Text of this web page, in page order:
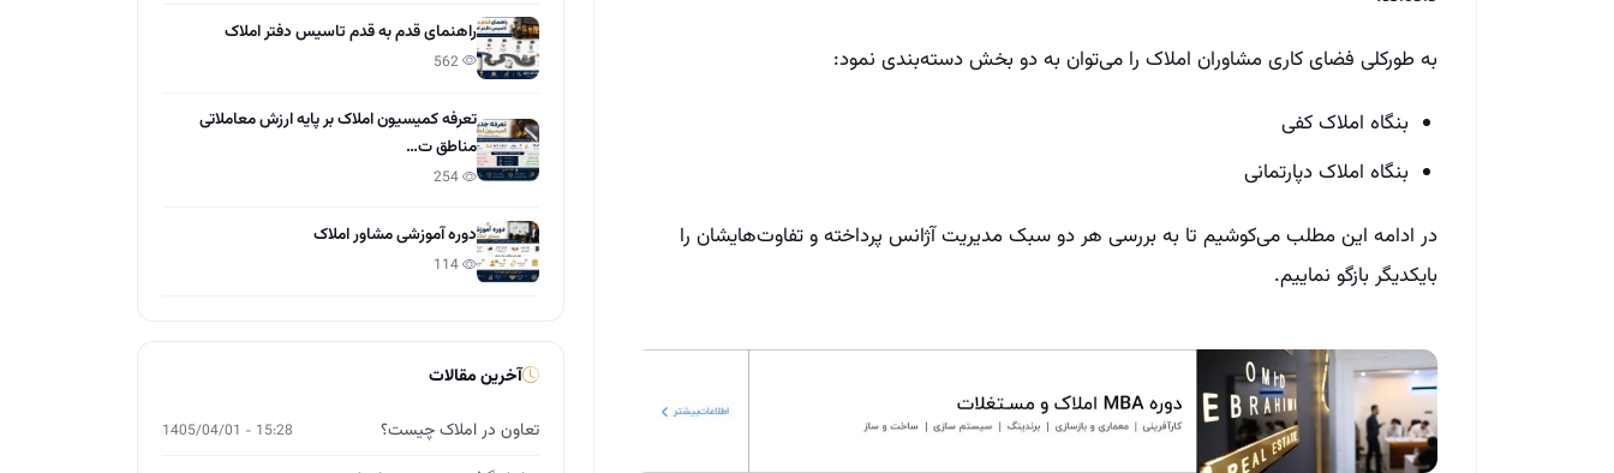
به طورکلی فضای کاری مشاوران املاک را می‌‌توان به دو بخش دسته‌‌بندی نمود:
بنگاه املاک کفی
بنگاه املاک دپارتمانی
در ادامه این مطلب می‌‌کوشیم تا به بررسی هر دو سبک مدیریت آژانس پرداخته و تفاوت‌‌هایشان را
بایکدیگر بازگو نماییم.
راهنمای قدم به قدم تاسیس دفتر املاک
تعرفه کمیسیون املاک بر پایه ارزش معاملاتی
مناطق ت…
دوره آموزشی مشاور املاک
آخرین مقالات
تعاون در املاک چیست؟ 15:28 - 1405/04/01